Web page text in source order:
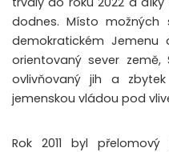
dodnes. Místo možných
demokratickém Jemenu
orientovaný sever země,
ovlivňovaný jih a
jemenskou vládou pod
Rok 2011 byl